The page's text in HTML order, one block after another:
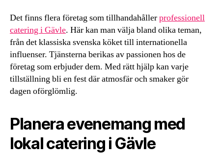
Det finns flera företag som tillhandahållerprofessionell
catering i Gävle. Här kan man välja bland olika teman,
från det klassiska svenska köket till internationella
influenser. Tjänsterna berikas av passionen hos de
företag som erbjuder dem. Med rätt hjälp kan varje
tillställning bli en fest där atmosfär och smaker gör
dagen oförglömlig.
Planera evenemang med
lokal catering i Gävle